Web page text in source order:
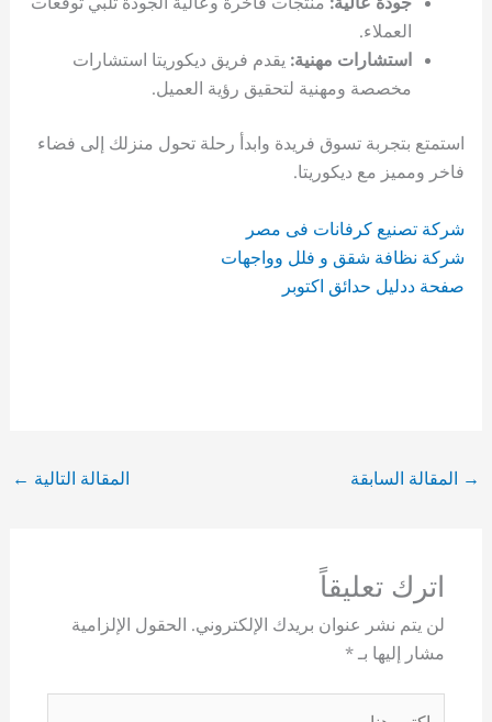
العملاء.
استشارات مهنية: يقدم فريق ديكوريتا استشارات
مخصصة ومهنية لتحقيق رؤية العميل.
استمتع بتجربة تسوق فريدة وابدأ رحلة تحول منزلك إلى فضاء
فاخر ومميز مع ديكوريتا.
شركة تصنيع كرفانات فى مصر
شركة نظافة شقق و فلل وواجهات
صفحة ددليل حدائق اكتوبر
→ المقالة السابقة المقالة التالية ←
اترك تعليقاً
لن يتم نشر عنوان بريدك الإلكتروني. الحقول الإلزامية
مشار إليها بـ *